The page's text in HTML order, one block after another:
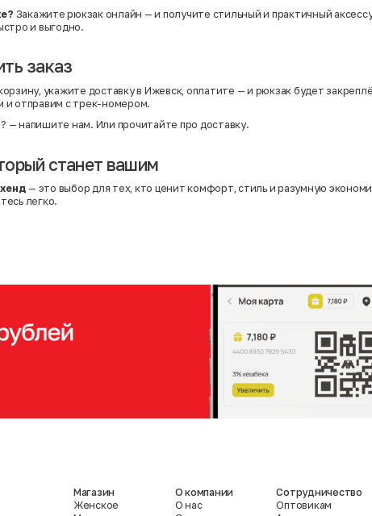
Закажите рюкзак онлайн — и получите стильный и практичный
и выгодно.
заказ
укажите доставку в Ижевск, оплатите — и рюкзак будет
и отправим с трек-номером.
— напишите нам. Или прочитайте про доставку.
станет вашим
— это выбор для тех, кто ценит комфорт, стиль и разумную
легко.
Магазин
Женское
О компании
О нас
Сотрудничество
Оптовикам